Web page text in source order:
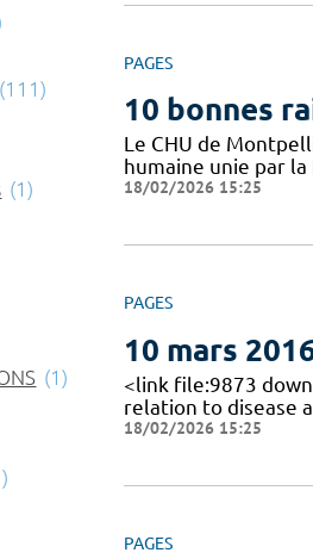
PAGES
10 bonnes
Le CHU de
humaine unie par
18/02/2026 15:25
PAGES
10 mars
<link file:9873
relation to disease
18/02/2026 15:25
PAGES
(111)
(1)
(1)